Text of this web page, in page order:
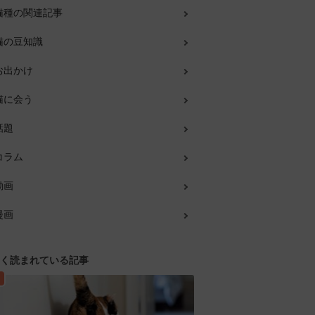
種の関連記事
の豆知識
出かけ
に会う
題
ラム
画
画
読まれている記事